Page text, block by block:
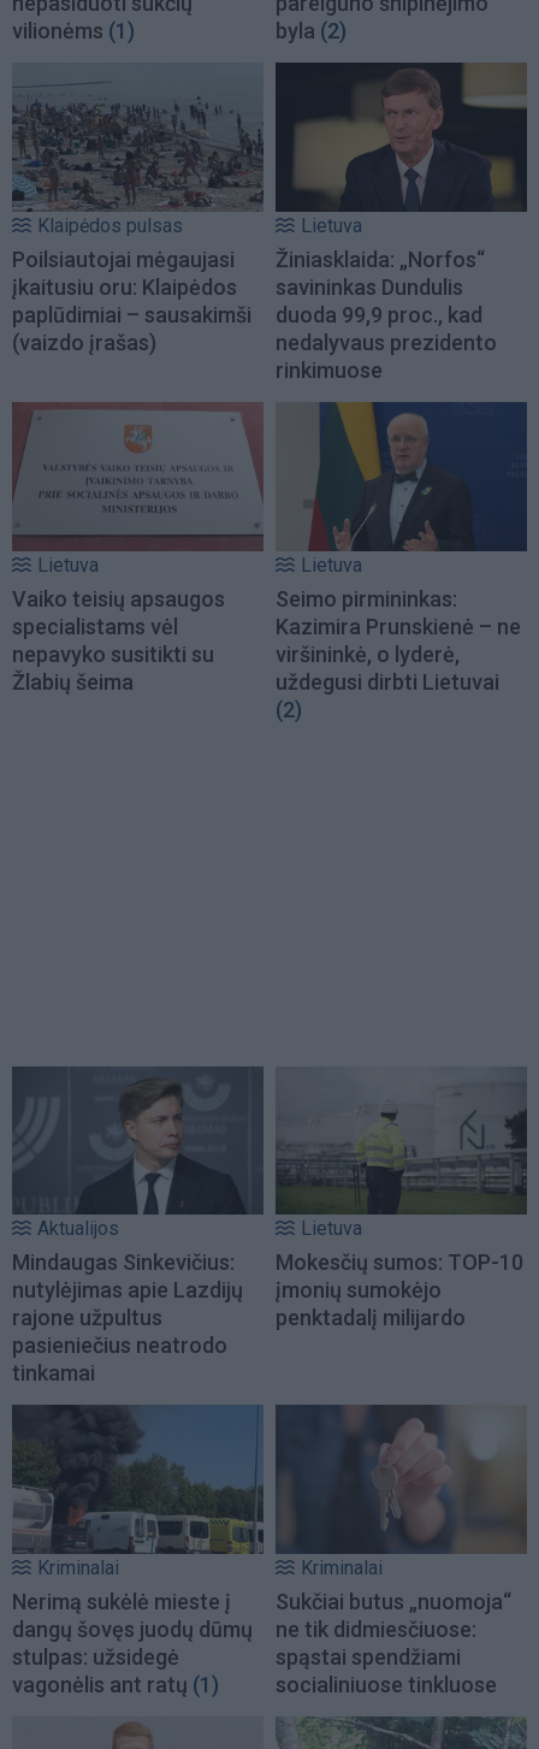
vilionėms (1)
byla (2)
Klaipėdos pulsas
Poilsiautojai mėgaujasi
įkaitusiu oru: Klaipėdos
paplūdimiai – sausakimši
(vaizdo įrašas)
Lietuva
Žiniasklaida: „Norfos“
savininkas Dundulis
duoda 99,9 proc., kad
nedalyvaus prezidento
rinkimuose
Lietuva
Vaiko teisių apsaugos
specialistams vėl
nepavyko susitikti su
Žlabių šeima
Lietuva
Seimo pirmininkas:
Kazimira Prunskienė – ne
viršininkė, o lyderė,
uždegusi dirbti Lietuvai
(2)
Aktualijos
Mindaugas Sinkevičius:
nutylėjimas apie Lazdijų
rajone užpultus
pasieniečius neatrodo
tinkamai
Lietuva
Mokesčių sumos: TOP-10
įmonių sumokėjo
penktadalį milijardo
Kriminalai
Nerimą sukėlė mieste į
dangų šovęs juodų dūmų
stulpas: užsidegė
vagonėlis ant ratų (1)
Kriminalai
Sukčiai butus „nuomoja“
ne tik didmiesčiuose:
spąstai spendžiami
socialiniuose tinkluose